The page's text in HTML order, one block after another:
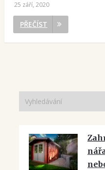
25 září, 2020
PŘEČÍST